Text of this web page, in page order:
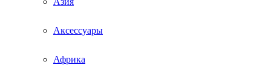
Аксессуары
Африка